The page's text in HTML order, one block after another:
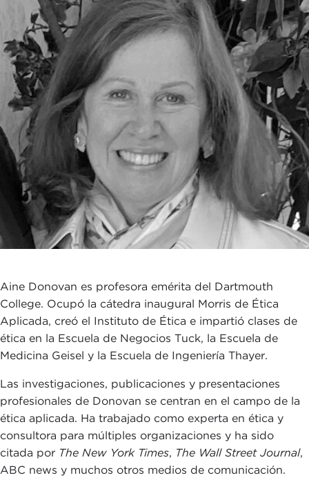
Aine Donovan es profesora emérita del Dartmouth
College. Ocupó la cátedra inaugural Morris de Ética
Aplicada, creó el Instituto de Ética e impartió clases de
ética en la Escuela de Negocios Tuck, la Escuela de
Medicina Geisel y la Escuela de Ingeniería Thayer.
Las investigaciones, publicaciones y presentaciones
profesionales de Donovan se centran en el campo de la
ética aplicada. Ha trabajado como experta en ética y
consultora para múltiples organizaciones y ha sido
citada por The New York Times, The Wall Street Journal,
ABC news y muchos otros medios de comunicación.